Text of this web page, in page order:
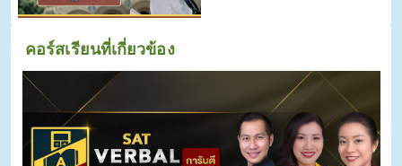
คอร์สเรียนที่เกี่ยวข้อง